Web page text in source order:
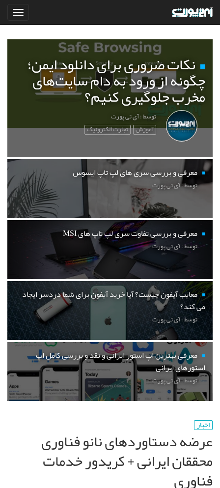
نکات ضروری برای دانلود ایمن؛
چگونه از ورود به دام سایت‌های
مخرب جلوگیری کنیم؟
توسط : آی تی پورت
آموزش تجارت الکترونیک
معرفی و بررسی سری های لپ تاپ ایسوس
توسط : آی تی پورت
معرفی و بررسی تفاوت سری لپ تاپ های MSI
توسط : آی تی پورت
معایب آیفون چیست؟ آیا خرید آیفون برای شما دردسر ایجاد
می کند؟
توسط : آی تی پورت
معرفی بهترین اپ استور ایرانی و نقد و بررسی کامل اپ
استورهای ایرانی
توسط : آی تی پورت
اخبار
عرضه دستاوردهای نانو فناوری
محققان ایرانی + کریدور خدمات
فناوری